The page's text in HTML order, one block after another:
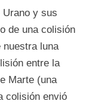
Urano y sus
de una colisión
nuestra luna
entre la
Marte (una
colisión envió